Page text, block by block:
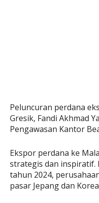
Peluncuran perdana
Gresik, Fandi Akhmad
Pengawasan Kantor
Ekspor perdana ke
strategis dan inspiratif.
tahun 2024,
pasar Jepang dan